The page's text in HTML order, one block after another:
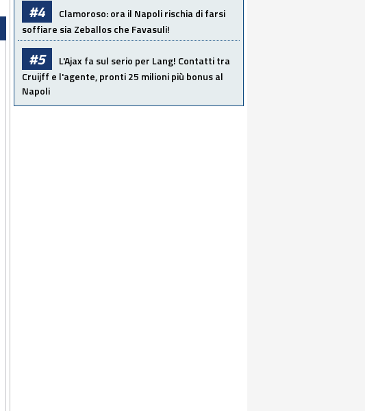
#4
Clamoroso: ora il Napoli rischia di farsi
soffiare sia Zeballos che Favasuli!
#5
L'Ajax fa sul serio per Lang! Contatti tra
Cruijff e l'agente, pronti 25 milioni più bonus al
Napoli